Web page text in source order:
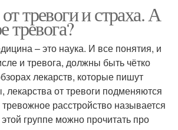
тревоги и страха. А
тревога?
– это наука. И все понятия, и
и тревога, должны быть чётко
лекарств, которые пишут
от тревоги подменяются
расстройство называется
группе можно прочитать про